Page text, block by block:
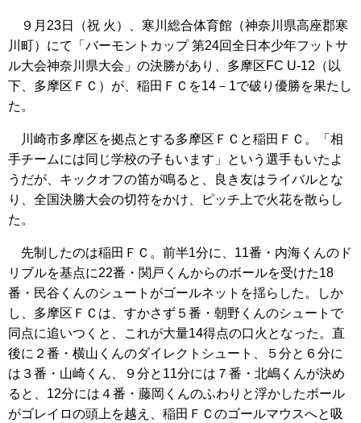
９月23日（祝 火）、寒川総合体育館（神奈川県高座郡寒
川町）にて「バーモントカップ 第24回全日本少年フットサ
ル大会神奈川県大会」の決勝があり、多摩区FC U-12（以
下、多摩区ＦＣ）が、稲田ＦＣを14－1で破り優勝を果たし
た。
川崎市多摩区を拠点とする多摩区ＦＣと稲田ＦＣ。「相
手チームには同じ学校の子もいます」という選手もいたよ
うだが、キックオフの笛が鳴ると、良き友はライバルとな
り、全国決勝大会の切符をかけ、ピッチ上で火花を散らし
た。
先制したのは稲田ＦＣ。前半1分に、11番・内海くんのド
リブルを基点に22番・関戸くんからのボールを受けた18
番・民谷くんのシュートがゴールネットを揺らした。しか
し、多摩区ＦＣは、すかさず５番・朝野くんのシュートで
同点に追いつくと、これが大量14得点の口火となった。直
後に２番・横山くんのダイレクトシュート、５分と６分に
は３番・山崎くん、９分と11分には７番・北嶋くんが決め
ると、12分には４番・藤岡くんのふわりと浮かしたボール
がゴレイロの頭上を越え、稲田ＦＣのゴールマウスへと吸